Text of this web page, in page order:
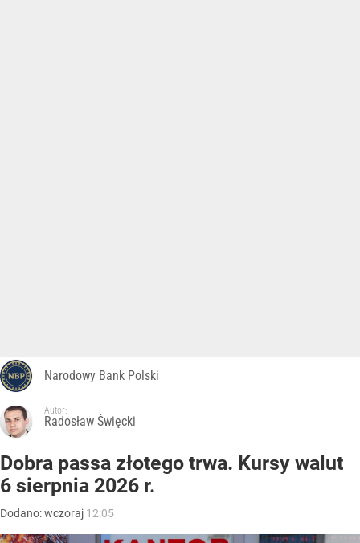
Narodowy Bank Polski
Autor:
Radosław Święcki
Dobra passa złotego trwa. Kursy walut
6 sierpnia 2026 r.
Dodano:wczoraj 12:05